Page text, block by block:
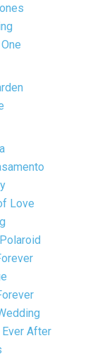
Love
After